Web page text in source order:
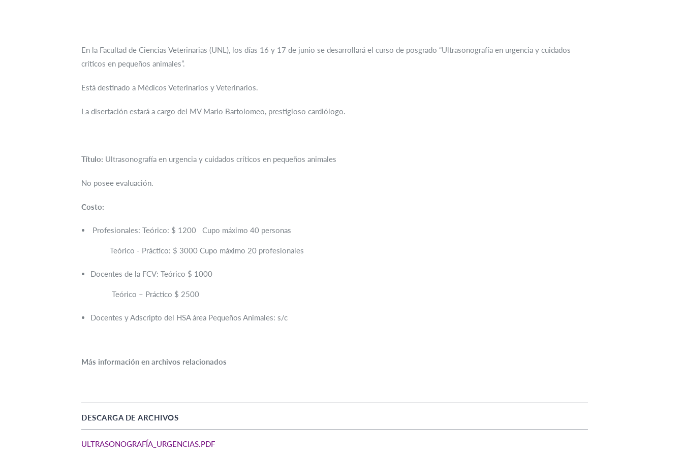
En la Facultad de Ciencias Veterinarias (UNL), los días 16 y 17 de junio se desarrollará el curso de posgrado “Ultrasonografía en urgencia y cuidados
críticos en pequeños animales”.
Está destinado a Médicos Veterinarios y Veterinarios.
La disertación estará a cargo del MV Mario Bartolomeo, prestigioso cardiólogo.
Título: Ultrasonografía en urgencia y cuidados críticos en pequeños animales
No posee evaluación.
Costo:
Profesionales: Teórico: $ 1200 Cupo máximo 40 personas
Teórico - Práctico: $ 3000 Cupo máximo 20 profesionales
Docentes de la FCV: Teórico $ 1000
Teórico – Práctico $ 2500
Docentes y Adscripto del HSA área Pequeños Animales: s/c
Más información en archivos relacionados
DESCARGA DE ARCHIVOS
ULTRASONOGRAFÍA_URGENCIAS.PDF